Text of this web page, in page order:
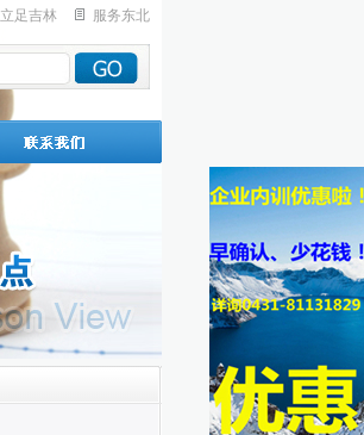
立足吉林 服务东北